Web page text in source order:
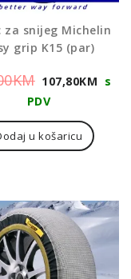
za snijeg Michelin
grip K15 (par)
KM Izvorna
cijena
bila
je:
107,80KM s
PDV
u košaricu